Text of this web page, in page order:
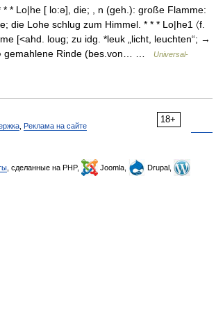
* Lo|he [ lo:ə], die; , n (geh.): große Flamme:
die Lohe schlug zum Himmel. * * * Lo|he1 〈f.
[<ahd. loug; zu idg. *leuk „licht, leuchten“; →
gemahlene Rinde (bes.von… …
Universal-
18+
Реклама на сайте
, сделанные на PHP, Joomla,
Drupal,